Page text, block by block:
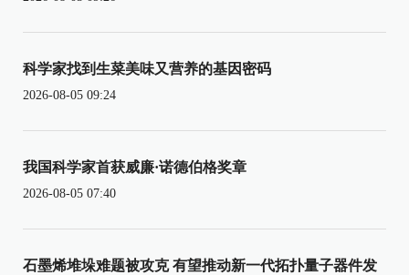
科学家找到生菜美味又营养的基因密码
2026-08-05 09:24
我国科学家首获威廉·诺德伯格奖章
2026-08-05 07:40
石墨烯堆垛难题被攻克 有望推动新一代拓扑量子器件发